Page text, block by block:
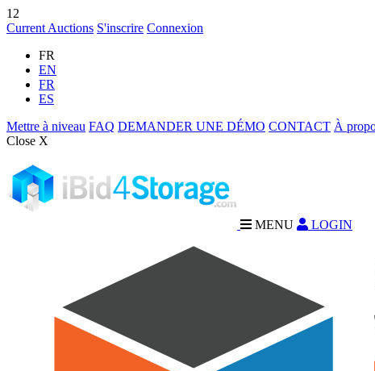
12
Current Auctions S'inscrire Connexion
FR
EN
FR
ES
Mettre à niveau FAQ DEMANDER UNE DÉMO CONTACT À
Close X
MENU LOGIN